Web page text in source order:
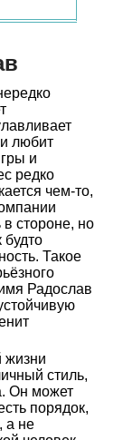
любит
и
редко
чем-то,
в стороне, но
будто
Такое
Радослав
жизни
стиль,
Он может
порядок,
а не